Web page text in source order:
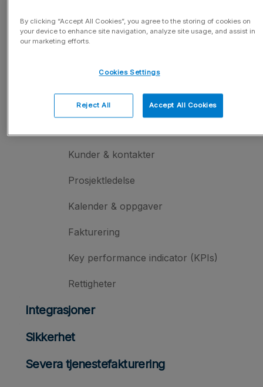
Arbeidstid, reiseutgifter og produktregister
Prissetting
Prisliste
Kunder & kontakter
Prosjektledelse
Kalender & oppgaver
Fakturering
Key performance indicator (KPIs)
Rettigheter
Integrasjoner
Sikkerhet
Severa tjenestefakturering
By clicking “Accept All Cookies”, you agree to the storing of cookies on
your device to enhance site navigation, analyze site usage, and assist in
our marketing efforts.
Cookies Settings
Reject All Accept All Cookies